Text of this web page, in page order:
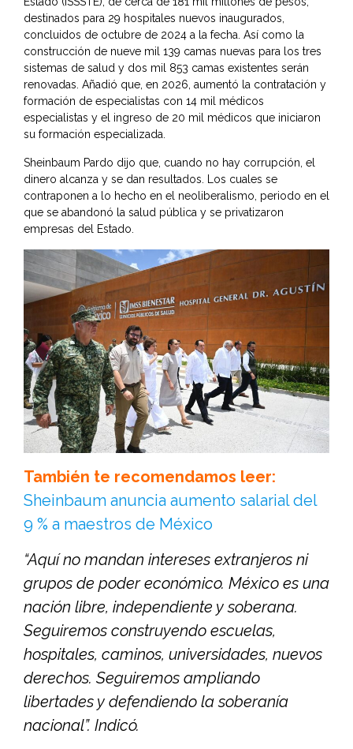
destinados para 29 hospitales nuevos inaugurados,
concluidos de octubre de 2024 a la fecha. Así como la
construcción de nueve mil 139 camas nuevas para los tres
sistemas de salud y dos mil 853 camas existentes serán
renovadas. Añadió que, en 2026, aumentó la contratación y
formación de especialistas con 14 mil médicos
especialistas y el ingreso de 20 mil médicos que iniciaron
su formación especializada.
Sheinbaum Pardo dijo que, cuando no hay corrupción, el
dinero alcanza y se dan resultados. Los cuales se
contraponen a lo hecho en el neoliberalismo, periodo en el
que se abandonó la salud pública y se privatizaron
empresas del Estado.
También te recomendamos leer:
Sheinbaum anuncia aumento salarial del
9 % a maestros de México
“Aquí no mandan intereses extranjeros ni
grupos de poder económico. México es una
nación libre, independiente y soberana.
Seguiremos construyendo escuelas,
hospitales, caminos, universidades, nuevos
derechos. Seguiremos ampliando
libertades y defendiendo la soberanía
nacional”. Indicó.